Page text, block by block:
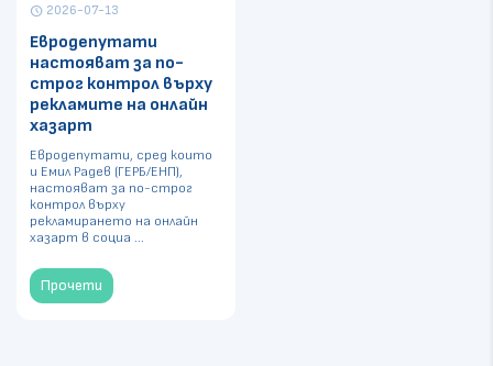
schedule 2026-07-13
Евродепутати
настояват за по-
строг контрол върху
рекламите на онлайн
хазарт
Евродепутати, сред които
и Емил Радев (ГЕРБ/ЕНП),
настояват за по-строг
контрол върху
рекламирането на онлайн
хазарт в социа ...
Прочети